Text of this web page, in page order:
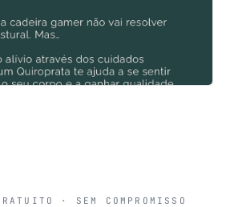
· SEM COMPROMISSO